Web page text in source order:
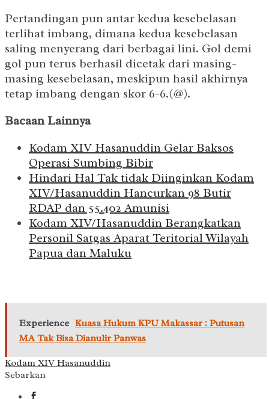
Pertandingan pun antar kedua kesebelasan
terlihat imbang, dimana kedua kesebelasan
saling menyerang dari berbagai lini. Gol demi
gol pun terus berhasil dicetak dari masing-
masing kesebelasan, meskipun hasil akhirnya
tetap imbang dengan skor 6-6.(@).
Bacaan Lainnya
Kodam XIV Hasanuddin Gelar Baksos
Operasi Sumbing Bibir
Hindari Hal Tak tidak Diinginkan Kodam
XIV/Hasanuddin Hancurkan 98 Butir
RDAP dan 55.402 Amunisi
Kodam XIV/Hasanuddin Berangkatkan
Personil Satgas Aparat Teritorial Wilayah
Papua dan Maluku
Experience Kuasa Hukum KPU Makassar : Putusan
MA Tak Bisa Dianulir Panwas
Kodam XIV Hasanuddin
Sebarkan